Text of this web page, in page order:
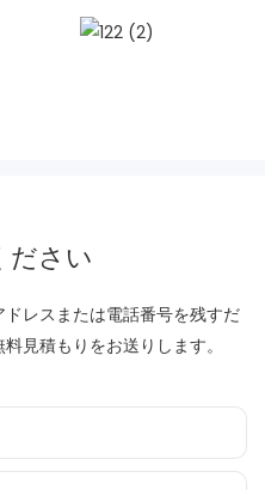
ださい
レスまたは電話番号を残すだ
見積もりをお送りします。